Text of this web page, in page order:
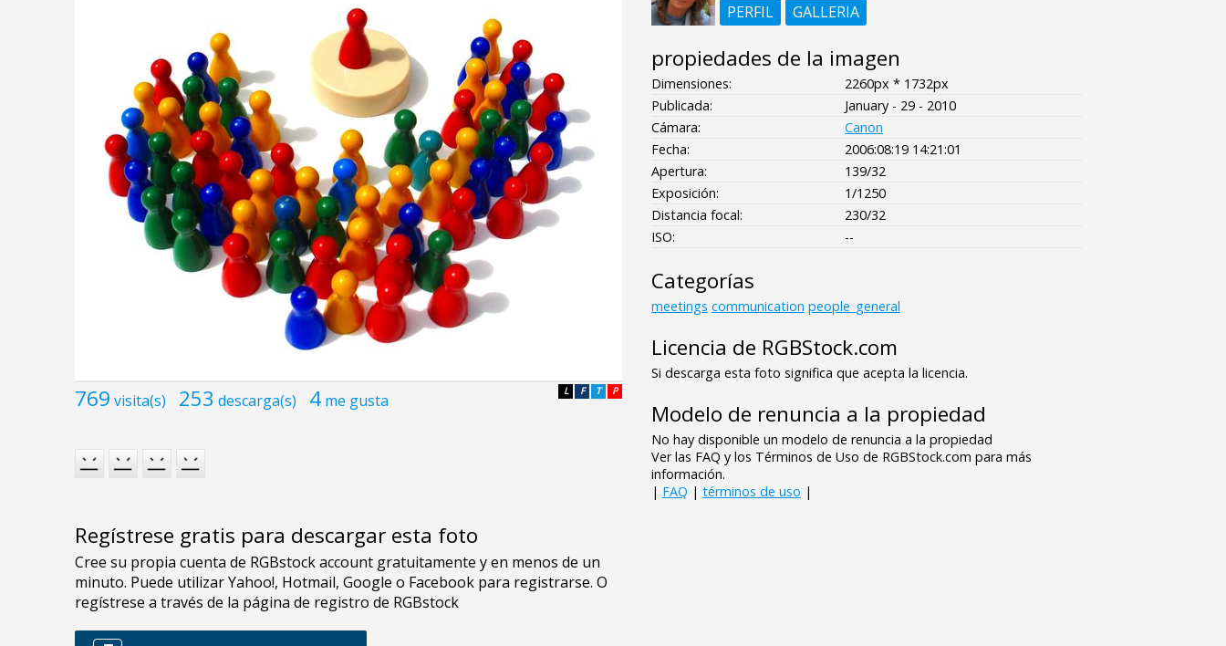
769 visita(s) 253 descarga(s) 4 me gusta P
T
F
L
Regístrese gratis para descargar esta foto
PERFIL
GALLERIA
propiedades de la imagen
Dimensiones:
2260px * 1732px
Publicada:
January - 29 - 2010
Cámara:
Canon
Fecha:
2006:08:19 14:21:01
Apertura:
139/32
Exposición:
1/1250
Distancia focal:
230/32
ISO:
--
Categorías
meetings communication people_general
Licencia de RGBStock.com
Si descarga esta foto significa que acepta la licencia.
Modelo de renuncia a la propiedad
No hay disponible un modelo de renuncia a la propiedad
Ver las FAQ y los Términos de Uso de RGBStock.com para más
información.
| FAQ | términos de uso |